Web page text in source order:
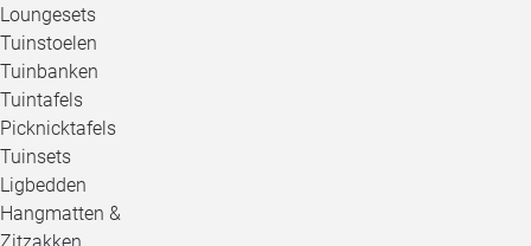
Loungesets
Tuinstoelen
Tuinbanken
Tuintafels
Picknicktafels
Tuinsets
Ligbedden
Hangmatten &